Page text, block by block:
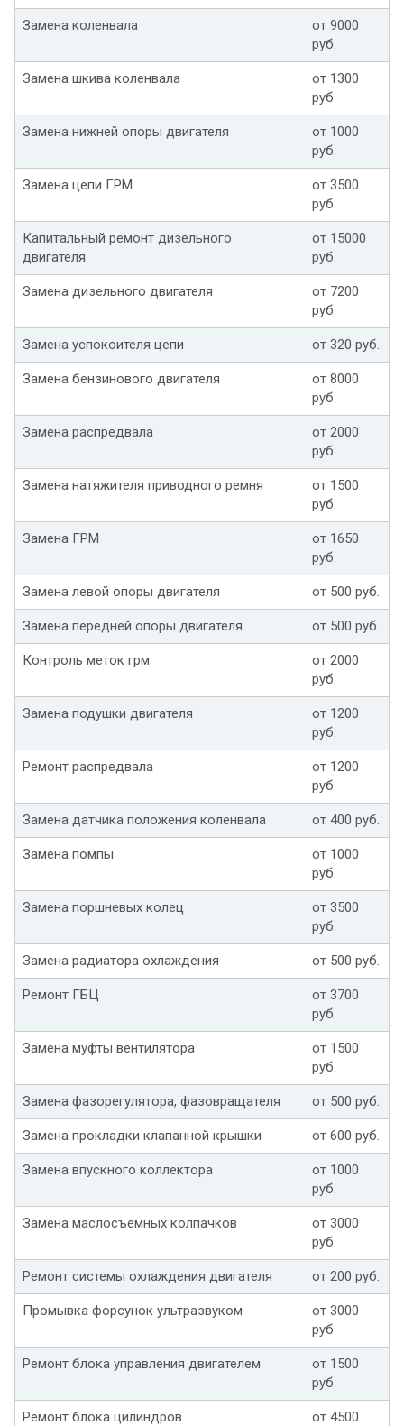
Замена коленвала
от 9000
руб.
Замена шкива коленвала
от 1300
руб.
Замена нижней опоры двигателя
от 1000
руб.
Замена цепи ГРМ
от 3500
руб.
Капитальный ремонт дизельного
двигателя
от 15000
руб.
Замена дизельного двигателя
от 7200
руб.
Замена успокоителя цепи от 320 руб.
Замена бензинового двигателя
от 8000
руб.
Замена распредвала
от 2000
руб.
Замена натяжителя приводного ремня
от 1500
руб.
Замена ГРМ
от 1650
руб.
Замена левой опоры двигателя от 500 руб.
Замена передней опоры двигателя от 500 руб.
Контроль меток грм
от 2000
руб.
Замена подушки двигателя
от 1200
руб.
Ремонт распредвала
от 1200
руб.
Замена датчика положения коленвала от 400 руб.
Замена помпы
от 1000
руб.
Замена поршневых колец
от 3500
руб.
Замена радиатора охлаждения от 500 руб.
Ремонт ГБЦ
от 3700
руб.
Замена муфты вентилятора
от 1500
руб.
Замена фазорегулятора, фазовращателя от 500 руб.
Замена прокладки клапанной крышки от 600 руб.
Замена впускного коллектора
от 1000
руб.
Замена маслосъемных колпачков
от 3000
руб.
Ремонт системы охлаждения двигателя от 200 руб.
Промывка форсунок ультразвуком
от 3000
руб.
Ремонт блока управления двигателем
от 1500
руб.
Ремонт блока цилиндров
от 4500